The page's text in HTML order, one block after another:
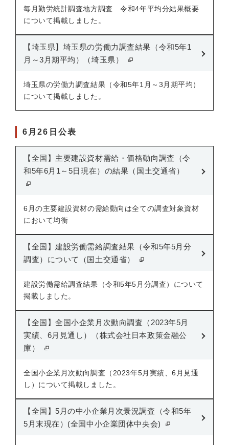
毎月勤労統計調査地方調査 令和4年平均分結果概要
について掲載しました。
【埼玉県】埼玉県の労働力調査結果（令和5年1
月～3月期平均）（埼玉県）
埼玉県の労働力調査結果（令和5年1月～3月期平均）
について掲載しました。
6月26日公表
【全国】主要建設資材需給・価格動向調査（令
和5年6月1～5日現在）の結果（国土交通省）
6月の主要建設資材の需給動向は全ての調査対象資材
において均衡
【全国】建設労働需給調査結果（令和5年5月分
調査）について（国土交通省）
建設労働需給調査結果（令和5年5月分調査）について
掲載しました。
【全国】全国小企業月次動向調査（2023年5月
実績、6月見通し）（株式会社日本政策金融公
庫）
全国小企業月次動向調査（2023年5月実績、6月見通
し）について掲載しました。
【全国】5月の中小企業月次景況調査（令和5年
5月末現在）(全国中小企業団体中央会)